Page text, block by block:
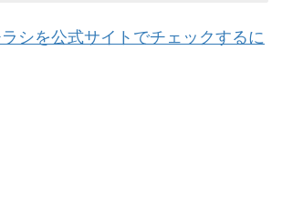
シを公式サイトでチェックするに